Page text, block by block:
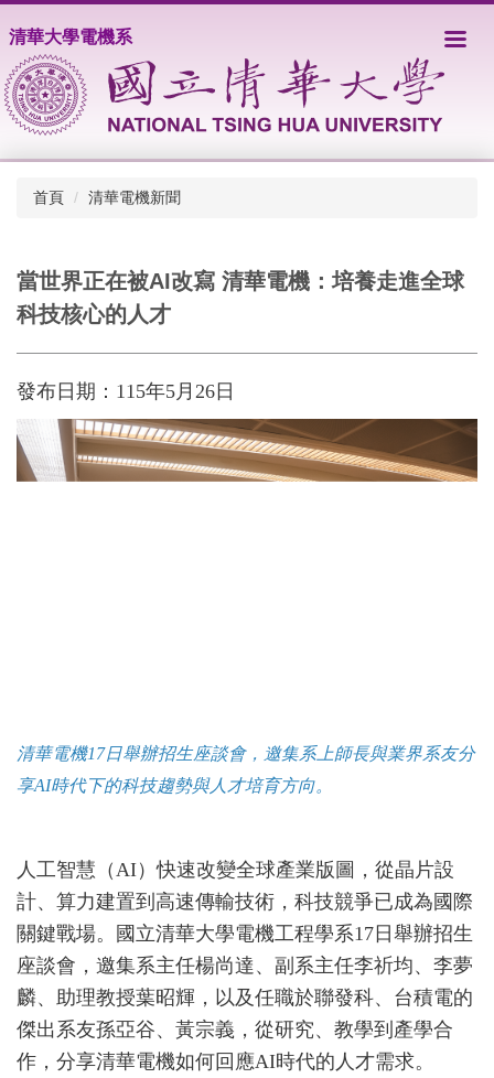
到
主
要
內
容
清華大學電機系
首頁 清華電機新聞
當世界正在被AI改寫 清華電機：培養走進全球
科技核心的人才
發布日期：115年5月26日
清華電機17日舉辦招生座談會，邀集系上師長與業界系友分
享AI時代下的科技趨勢與人才培育方向。
人工智慧（AI）快速改變全球產業版圖，從晶片設
計、算力建置到高速傳輸技術，科技競爭已成為國際
關鍵戰場。國立清華大學電機工程學系17日舉辦招生
座談會，邀集系主任楊尚達、副系主任李祈均、 李夢
麟、助理教授葉昭輝，以及任職於聯發科、台積電的
傑出系友孫亞谷、黃宗義，從研究、教學到產學合
作，分享清華電機如何回應AI時代的人才需求。